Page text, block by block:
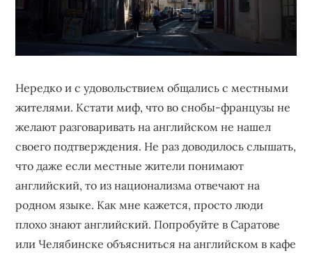
Нередко и с удовольствием общались с местными
жителями. Кстати миф, что во снобы-французы не
желают разговаривать на английском не нашел
своего подтверждения. Не раз доводилось слышать,
что даже если местные жители понимают
английский, то из национализма отвечают на
родном языке. Как мне кажется, просто люди
плохо знают английский. Попробуйте в Саратове
или Челябинске объясниться на английском в кафе